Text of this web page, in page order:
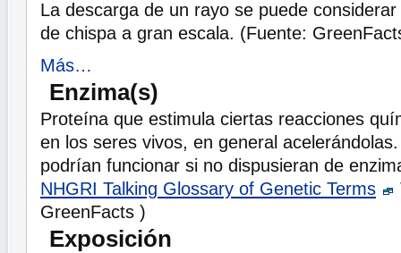
La descarga de un rayo se puede
de chispa a gran escala. (Fuente:
Más…
Enzima(s)
Proteína que estimula ciertas reacciones
en los seres vivos, en general
podrían funcionar si no dispusieran de
NHGRI Talking Glossary of Genetic Terms
GreenFacts )
Exposición